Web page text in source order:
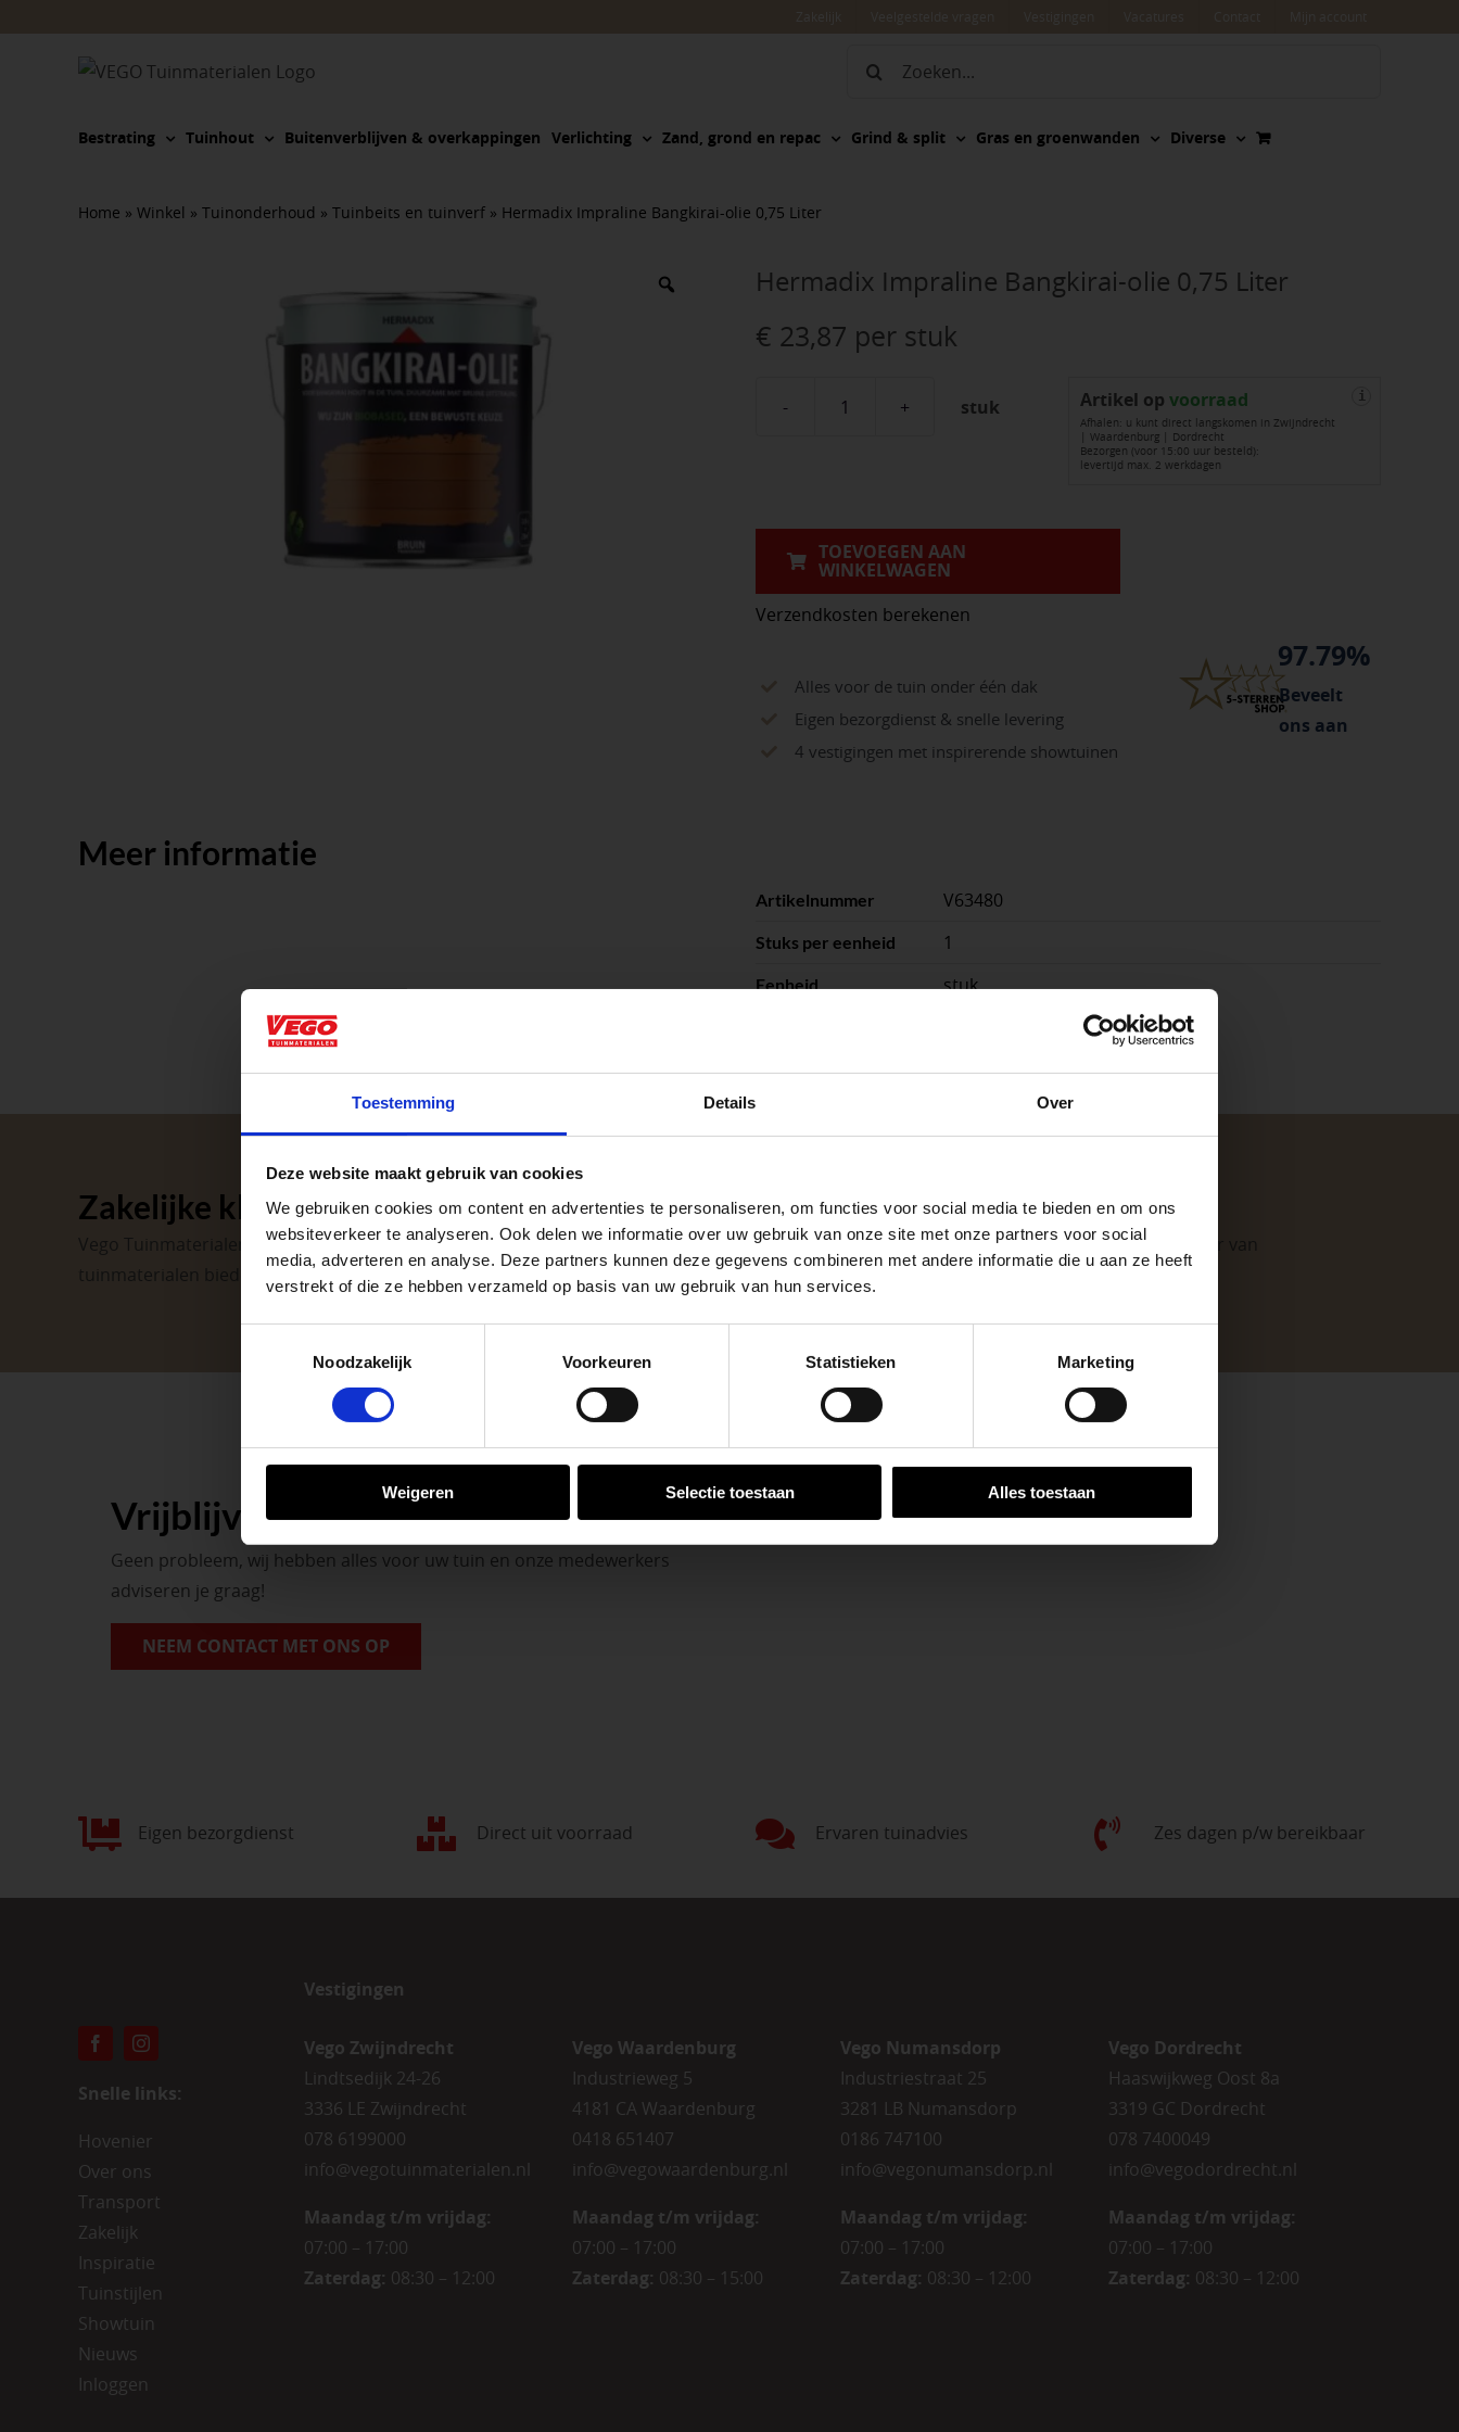
Toestemming Details Over
Deze website maakt gebruik van cookies
We gebruiken cookies om content en advertenties te personaliseren, om functies voor social media te bieden en om ons
websiteverkeer te analyseren. Ook delen we informatie over uw gebruik van onze site met onze partners voor social
media, adverteren en analyse. Deze partners kunnen deze gegevens combineren met andere informatie die u aan ze heeft
verstrekt of die ze hebben verzameld op basis van uw gebruik van hun services.
Noodzakelijk
Voorkeuren Statistieken Marketing
Weigeren Selectie toestaan Alles toestaan
Zoeken
Bestrating Tuinhout Buitenverblijven & overkappingen Verlichting Zand, grond en repac Grind & split Gras en groenwanden Diverse
Home » Winkel » Tuinonderhoud » Tuinbeits en tuinverf» Hermadix Impraline Bangkirai-olie 0,75 Liter
Hermadix Impraline Bangkirai-olie 0,75 Liter
€ 23,87 per stuk
Hermadix
0,75
Liter
aantal
stuk Artikel op voorraad
Afhalen: u kunt direct langskomen in Zwijndrecht
| Waardenburg | Dordrecht
Bezorgen (voor 15:00 uur besteld):
levertijd max. 2 werkdagen
i
TOEVOEGEN AAN
WINKELWAGEN
Verzendkosten berekenen
Alles voor de tuin onder één dak
Eigen bezorgdienst & snelle levering
4 vestigingen met inspirerende showtuinen
97.79%
Beveelt
ons aan
Meer informatie
Artikelnummer V63480
Stuks per eenheid 1
Eenheid stuk
Zakelijke klant worden
Vego Tuinmaterialen is de meest geschikte partner voor zakelijke klanten op zoek naar tuin- en infraproducten. Als professionele leverancier van
tuinmaterialen bieden wij een breed assortiment aan producten van topkwaliteit. Lees meer over de
Vrijblijvend advies?
Geen probleem, wij hebben alles voor uw tuin en onze medewerkers
adviseren je graag!
NEEM CONTACT MET ONS OP
Eigen bezorgdienst Direct uit voorraad Ervaren tuinadvies Zes dagen p/w bereikbaar
Snelle links:
Hovenier
Over ons
Transport
Zakelijk
Inspiratie
Tuinstijlen
Showtuin
Nieuws
Inloggen
Vestigingen
Vego Zwijndrecht
Lindtsedijk 24-26
3336 LE Zwijndrecht
078 6199000
info@vegotuinmaterialen.nl
Maandag t/m vrijdag:
07:00 – 17:00
Zaterdag: 08:30 – 12:00
Vego Waardenburg
Industrieweg 5
4181 CA Waardenburg
0418 651407
info@vegowaardenburg.nl
Maandag t/m vrijdag:
07:00 – 17:00
Zaterdag: 08:30 – 15:00
Vego Numansdorp
Industriestraat 25
3281 LB Numansdorp
0186 747100
info@vegonumansdorp.nl
Maandag t/m vrijdag:
07:00 – 17:00
Zaterdag: 08:30 – 12:00
Vego Dordrecht
Haaswijkweg Oost 8a
3319 GC Dordrecht
078 7400049
info@vegodordrecht.nl
Maandag t/m vrijdag:
07:00 – 17:00
Zaterdag: 08:30 – 12:00
Aangepaste openingstijden tijdens de vakantieperiode
op zaterdag. Bekijk de vestigingspagina voor de actuele openingstijden.
Afsluiting Papendrechtse Brug
Met vier vestigingen en inspirerende showtuinen helpen we je graag bij iedere stap van jouw
tuinproject.
BEKIJK ONZE VESTIGINGEN